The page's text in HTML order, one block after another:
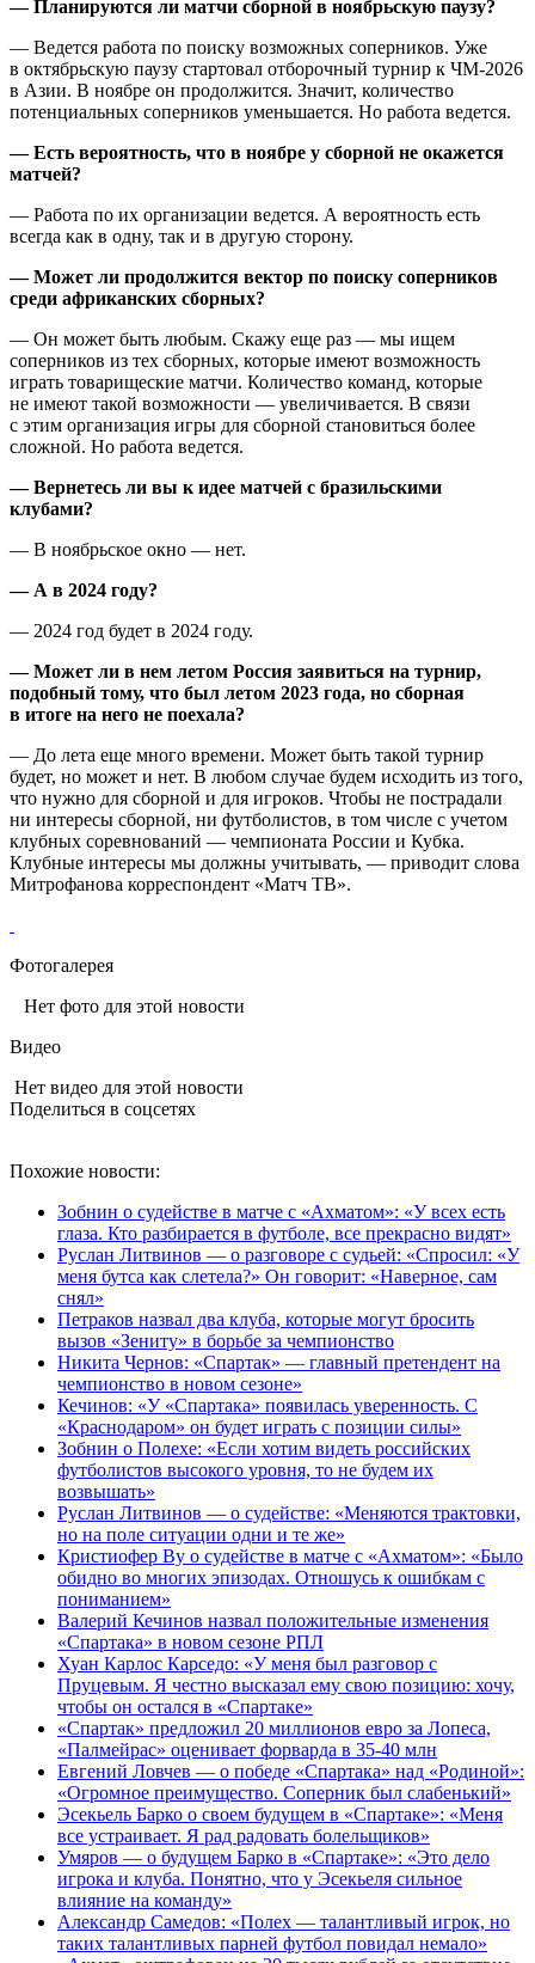
— Планируются ли матчи сборной в ноябрьскую паузу?
— Ведется работа по поиску возможных соперников. Уже
в октябрьскую паузу стартовал отборочный турнир к ЧМ‑2026
в Азии. В ноябре он продолжится. Значит, количество
потенциальных соперников уменьшается. Но работа ведется.
— Есть вероятность, что в ноябре у сборной не окажется
матчей?
— Работа по их организации ведется. А вероятность есть
всегда как в одну, так и в другую сторону.
— Может ли продолжится вектор по поиску соперников
среди африканских сборных?
— Он может быть любым. Скажу еще раз — мы ищем
соперников из тех сборных, которые имеют возможность
играть товарищеские матчи. Количество команд, которые
не имеют такой возможности — увеличивается. В связи
с этим организация игры для сборной становиться более
сложной. Но работа ведется.
— Вернетесь ли вы к идее матчей с бразильскими
клубами?
— В ноябрьское окно — нет.
— А в 2024 году?
— 2024 год будет в 2024 году.
— Может ли в нем летом Россия заявиться на турнир,
подобный тому, что был летом 2023 года, но сборная
в итоге на него не поехала?
— До лета еще много времени. Может быть такой турнир
будет, но может и нет. В любом случае будем исходить из того,
что нужно для сборной и для игроков. Чтобы не пострадали
ни интересы сборной, ни футболистов, в том числе с учетом
клубных соревнований — чемпионата России и Кубка.
Клубные интересы мы должны учитывать, — приводит слова
Митрофанова корреспондент «Матч ТВ».
Фотогалерея
Нет фото для этой новости
Видео
Нет видео для этой новости
Поделиться в соцсетях
Похожие новости:
Зобнин о судействе в матче с «Ахматом»: «У всех есть
глаза. Кто разбирается в футболе, все прекрасно видят»
Руслан Литвинов — о разговоре с судьей: «Спросил: «У
меня бутса как слетела?» Он говорит: «Наверное, сам
снял»
Петраков назвал два клуба, которые могут бросить
вызов «Зениту» в борьбе за чемпионство
Никита Чернов: «Спартак» — главный претендент на
чемпионство в новом сезоне»
Кечинов: «У «Спартака» появилась уверенность. С
«Краснодаром» он будет играть с позиции силы»
Зобнин о Полехе: «Если хотим видеть российских
футболистов высокого уровня, то не будем их
возвышать»
Руслан Литвинов — о судействе: «Меняются трактовки,
но на поле ситуации одни и те же»
Кристиофер Ву о судействе в матче с «Ахматом»: «Было
обидно во многих эпизодах. Отношусь к ошибкам с
пониманием»
Валерий Кечинов назвал положительные изменения
«Спартака» в новом сезоне РПЛ
Хуан Карлос Карседо: «У меня был разговор с
Пруцевым. Я честно высказал ему свою позицию: хочу,
чтобы он остался в «Спартаке»
«Спартак» предложил 20 миллионов евро за Лопеса,
«Палмейрас» оценивает форварда в 35-40 млн
Евгений Ловчев — о победе «Спартака» над «Родиной»:
«Огромное преимущество. Соперник был слабенький»
Эсекьель Барко о своем будущем в «Спартаке»: «Меня
все устраивает. Я рад радовать болельщиков»
Умяров — о будущем Барко в «Спартаке»: «Это дело
игрока и клуба. Понятно, что у Эсекьеля сильное
влияние на команду»
Александр Самедов: «Полех — талантливый игрок, но
таких талантливых парней футбол повидал немало»